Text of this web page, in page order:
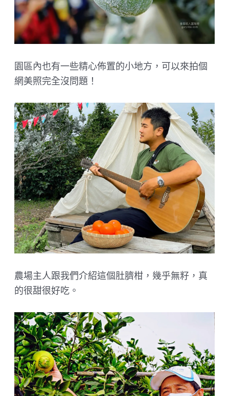
園區內也有一些精心佈置的小地方，可以來拍個
網美照完全沒問題！
農場主人跟我們介紹這個肚臍柑，幾乎無籽，真
的很甜很好吃。